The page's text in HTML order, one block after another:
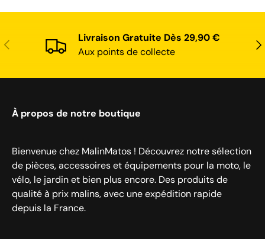
Précédent
Livraison Gratuite Dès 29,90 €
Aux points de collecte
À propos de notre boutique
Bienvenue chez MalinMatos ! Découvrez notre sélection
de pièces, accessoires et équipements pour la moto, le
vélo, le jardin et bien plus encore. Des produits de
qualité à prix malins, avec une expédition rapide
depuis la France.